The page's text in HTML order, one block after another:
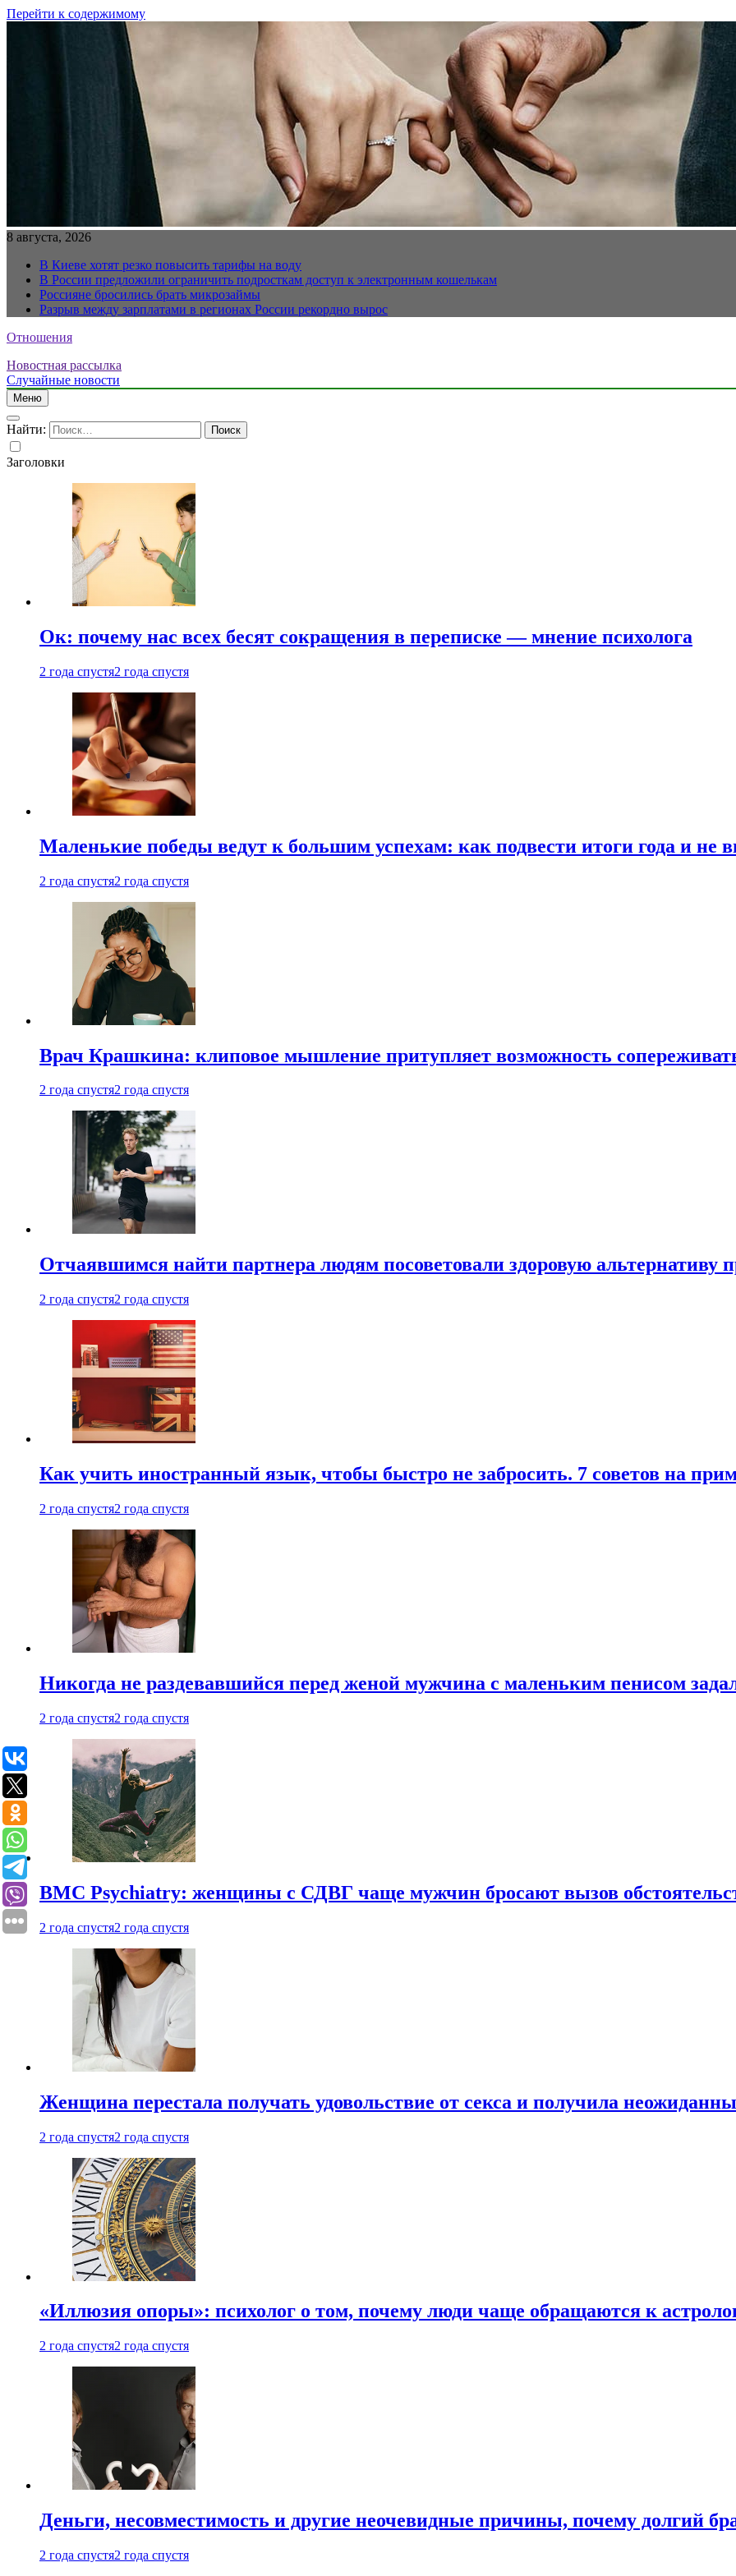
Перейти к содержимому
8 августа, 2026
В Киеве хотят резко повысить тарифы на воду
В России предложили ограничить подросткам доступ к электронным кошелькам
Россияне бросились брать микрозаймы
Разрыв между зарплатами в регионах России рекордно вырос
Отношения
Новостная рассылка
Случайные новости
Меню
Найти:
Заголовки
Ок: почему нас всех бесят сокращения в переписке — мнение психолога
2 года спустя2 года спустя
Маленькие победы ведут к большим успехам: как подвести итоги года и не
2 года спустя2 года спустя
Врач Крашкина: клиповое мышление притупляет возможность
2 года спустя2 года спустя
Отчаявшимся найти партнера людям посоветовали здоровую альтернативу
2 года спустя2 года спустя
Как учить иностранный язык, чтобы быстро не забросить. 7 советов на
2 года спустя2 года спустя
Никогда не раздевавшийся перед женой мужчина с маленьким пенисом
2 года спустя2 года спустя
BMC Psychiatry: женщины с СДВГ чаще мужчин бросают вызов
2 года спустя2 года спустя
Женщина перестала получать удовольствие от секса и получила
2 года спустя2 года спустя
«Иллюзия опоры»: психолог о том, почему люди чаще обращаются к
2 года спустя2 года спустя
Деньги, несовместимость и другие неочевидные причины, почему долгий
2 года спустя2 года спустя